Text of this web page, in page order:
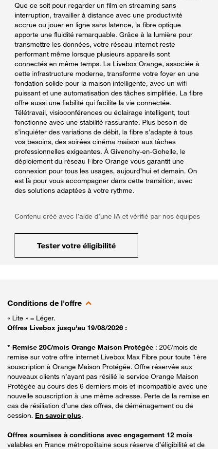
Que ce soit pour regarder un film en streaming sans
interruption, travailler à distance avec une productivité
accrue ou jouer en ligne sans latence, la fibre optique
apporte une fluidité remarquable. Grâce à la lumière pour
transmettre les données, votre réseau internet reste
performant même lorsque plusieurs appareils sont
connectés en même temps. La Livebox Orange, associée à
cette infrastructure moderne, transforme votre foyer en une
fondation solide pour la maison intelligente, avec un wifi
puissant et une automatisation des tâches simplifiée. La fibre
offre aussi une fiabilité qui facilite la vie connectée.
Télétravail, visioconférences ou éclairage intelligent, tout
fonctionne avec une stabilité rassurante. Plus besoin de
s’inquiéter des variations de débit, la fibre s’adapte à tous
vos besoins, des soirées cinéma maison aux tâches
professionnelles exigeantes. À Givenchy-en-Gohelle, le
déploiement du réseau Fibre Orange vous garantit une
connexion pour tous les usages, aujourd’hui et demain. On
est là pour vous accompagner dans cette transition, avec
des solutions adaptées à votre rythme.
Contenu créé avec l’aide d’une IA et vérifié par nos équipes
Tester votre éligibilité
Conditions de l'offre
« Lite » = Léger.
Offres Livebox jusqu'au 19/08/2026 :
* Remise 20€/mois Orange Maison Protégée : 20€/mois de
remise sur votre offre internet Livebox Max Fibre pour toute 1ère
souscription à Orange Maison Protégée. Offre réservée aux
nouveaux clients n’ayant pas résilié le service Orange Maison
Protégée au cours des 6 derniers mois et incompatible avec une
nouvelle souscription à une même adresse. Perte de la remise en
cas de résiliation d’une des offres, de déménagement ou de
cession. En savoir plus.
Offres soumises à conditions avec engagement 12 mois
valables en France métropolitaine sous réserve d’éligibilité et de